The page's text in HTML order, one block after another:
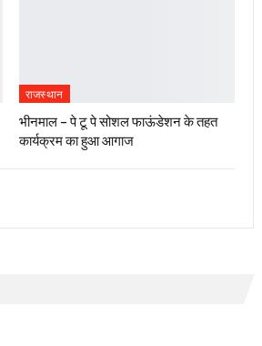
राजस्थान
भीनमाल – पे टू पे सोशल फाऊंडेशन के तहत
कार्यक्रम का हुआ आगाज